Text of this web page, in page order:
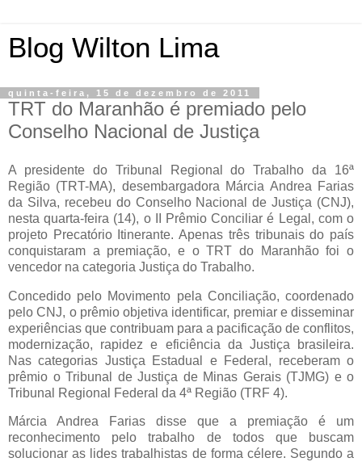
Blog Wilton Lima
quinta-feira, 15 de dezembro de 2011
TRT do Maranhão é premiado pelo
Conselho Nacional de Justiça
A presidente do Tribunal Regional do Trabalho da 16ª
Região (TRT-MA), desembargadora Márcia Andrea Farias
da Silva, recebeu do Conselho Nacional de Justiça (CNJ),
nesta quarta-feira (14), o II Prêmio Conciliar é Legal, com o
projeto Precatório Itinerante. Apenas três tribunais do país
conquistaram a premiação, e o TRT do Maranhão foi o
vencedor na categoria Justiça do Trabalho.
Concedido pelo Movimento pela Conciliação, coordenado
pelo CNJ, o prêmio objetiva identificar, premiar e disseminar
experiências que contribuam para a pacificação de conflitos,
modernização, rapidez e eficiência da Justiça brasileira.
Nas categorias Justiça Estadual e Federal, receberam o
prêmio o Tribunal de Justiça de Minas Gerais (TJMG) e o
Tribunal Regional Federal da 4ª Região (TRF 4).
Márcia Andrea Farias disse que a premiação é um
reconhecimento pelo trabalho de todos que buscam
solucionar as lides trabalhistas de forma célere. Segundo a